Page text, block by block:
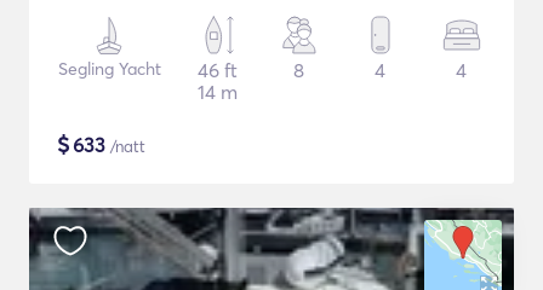
Segling Yacht
46 ft
14 m
8 4 4
$633 /natt